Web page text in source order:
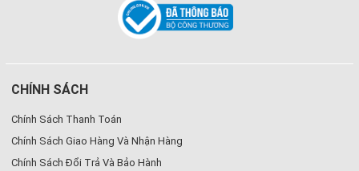
CHÍNH SÁCH
Chính Sách Thanh Toán
Chính Sách Giao Hàng Và Nhận Hàng
Chính Sách Đổi Trả Và Bảo Hành